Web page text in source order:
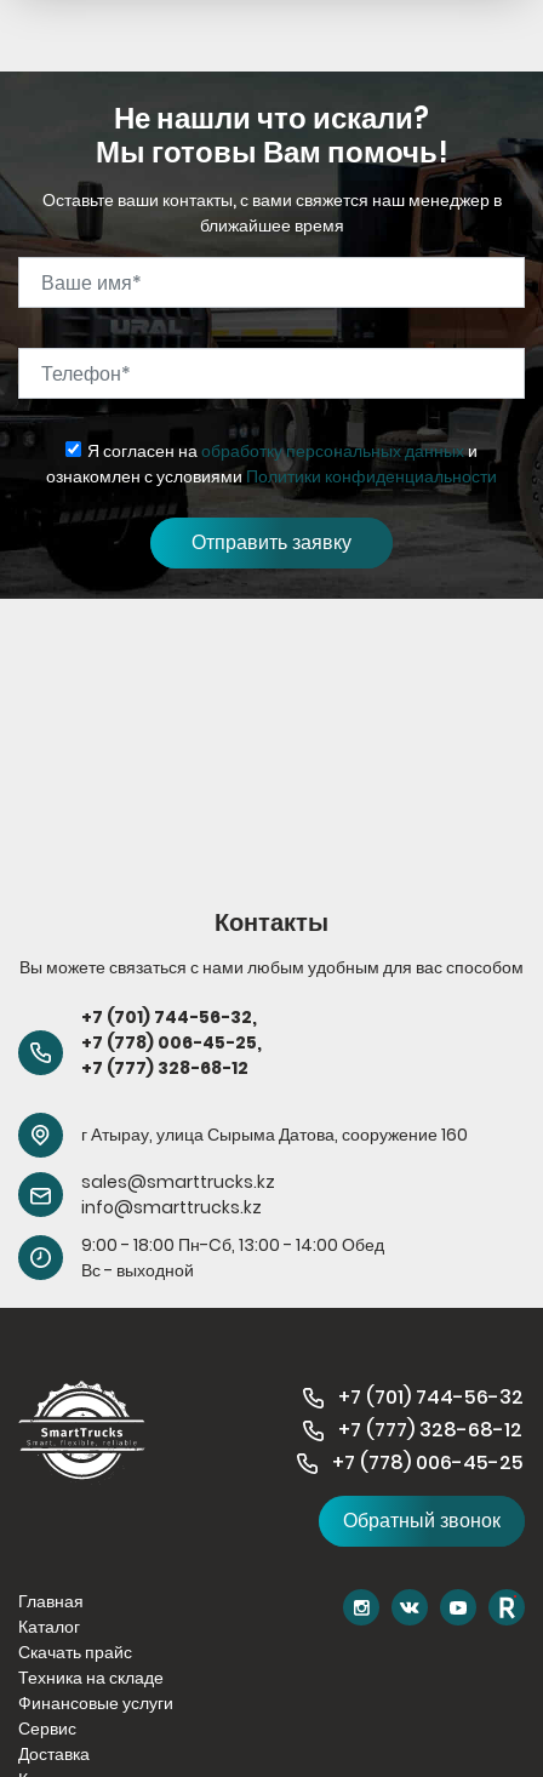
Не нашли что искали?
Мы готовы Вам помочь!
Оставьте ваши контакты, с вами свяжется наш менеджер в
ближайшее время
Ваше имя
Телефон *
Я согласен наобработку персональных данныхи
ознакомлен с условиямиПолитики конфиденциальности
Отправить заявку
Контакты
Вы можете связаться с нами любым удобным для вас способом
+7 (701) 744-56-32,
+7 (778) 006-45-25,
+7 (777) 328-68-12
г Атырау, улица Сырыма Датова, сооружение 160
sales@smarttrucks.kz
info@smarttrucks.kz
9:00 - 18:00 Пн-Cб, 13:00 - 14:00 Обед
Вс - выходной
+7 (701) 744-56-32
+7 (777) 328-68-12
+7 (778) 006-45-25
Обратный звонок
Главная
Каталог
Скачать прайс
Техника на складе
Финансовые услуги
Сервис
Доставка